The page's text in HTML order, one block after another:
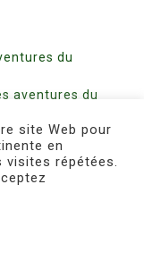
du
aventures du
à Mulhouse
Réalisé par
site Web pour
en
répétées.